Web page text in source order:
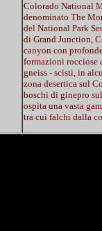
Colorado National
denominato The
del National Park
di Grand Junction,
canyon con
formazioni rocciose
gneiss - scisti, in
zona desertica sul
boschi di ginepro
ospita una vasta
tra cui falchi dalla